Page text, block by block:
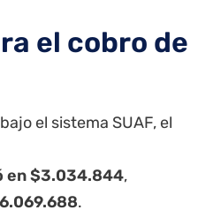
el cobro de
el sistema SUAF, el
en $3.034.844,
.